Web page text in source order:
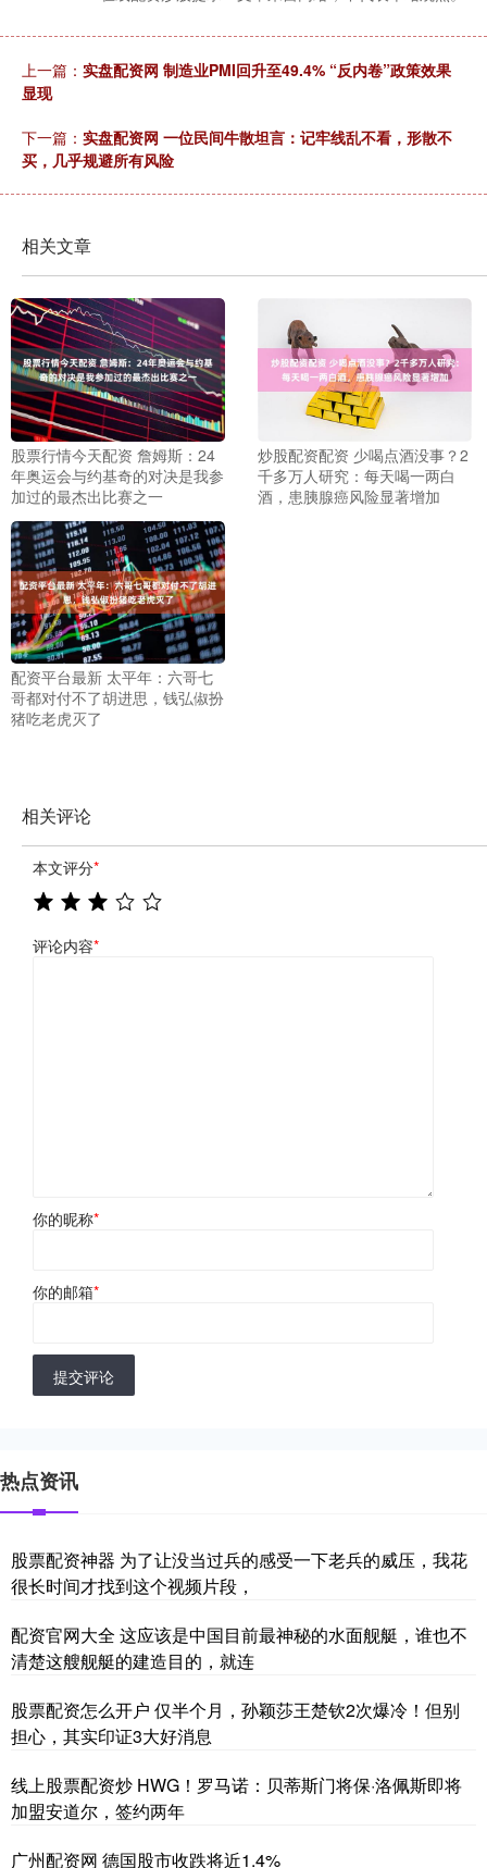
上一篇： 实盘配资网 制造业PMI回升至49.4% “反内卷”政策效果
显现
下一篇： 实盘配资网 一位民间牛散坦言：记牢线乱不看，形散不
买，几乎规避所有风险
相关文章
股票行情今天配资 詹姆斯：24
年奥运会与约基奇的对决是我参
加过的最杰出比赛之一
炒股配资配资 少喝点酒没事？2
千多万人研究：每天喝一两白
酒，患胰腺癌风险显著增加
配资平台最新 太平年：六哥七
哥都对付不了胡进思，钱弘俶扮
猪吃老虎灭了
相关评论
本文评分*
评论内容*
你的昵称*
你的邮箱*
提交评论
热点资讯
股票配资神器 为了让没当过兵的感受一下老兵的威压，我花
很长时间才找到这个视频片段，
配资官网大全 这应该是中国目前最神秘的水面舰艇，谁也不
清楚这艘舰艇的建造目的，就连
股票配资怎么开户 仅半个月，孙颖莎王楚钦2次爆冷！但别
担心，其实印证3大好消息
线上股票配资炒 HWG！罗马诺：贝蒂斯门将保·洛佩斯即将
加盟安道尔，签约两年
广州配资网 德国股市收跌将近1.4%